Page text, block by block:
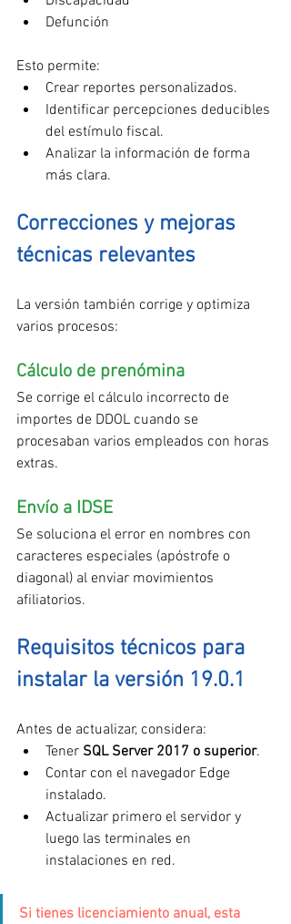
Defunción
Esto permite:
Crear reportes personalizados.
Identificar percepciones deducibles
del estímulo fiscal.
Analizar la información de forma
más clara.
Correcciones y mejoras
técnicas relevantes
La versión también corrige y optimiza
varios procesos:
Cálculo de prenómina
Se corrige el cálculo incorrecto de
importes de DDOL cuando se
procesaban varios empleados con horas
extras.
Envío a IDSE
Se soluciona el error en nombres con
caracteres especiales (apóstrofe o
diagonal) al enviar movimientos
afiliatorios.
Requisitos técnicos para
instalar la versión 19.0.1
Antes de actualizar, considera:
Tener SQL Server 2017 o superior.
Contar con el navegador Edge
instalado.
Actualizar primero el servidor y
luego las terminales en
instalaciones en red.
Si tienes licenciamiento anual, esta